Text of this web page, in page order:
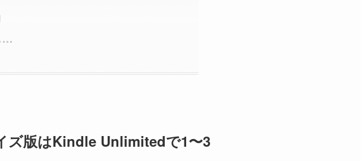
ズ版はKindle Unlimitedで1〜3